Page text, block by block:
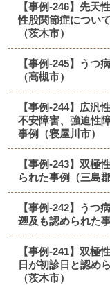
【事例-246】先天
性股関節症につい
（茨木市）
【事例-245】うつ
（高槻市）
【事例-244】広汎
不安障害、強迫性
事例（寝屋川市）
【事例-243】双極
られた事例（三島
【事例-242】うつ
遡及も認められた
【事例-241】双極
日が初診日と認め
（茨木市）